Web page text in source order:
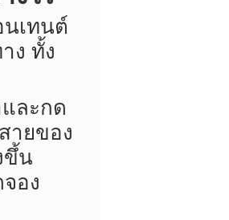
เทนต์
ง ทั้ง
ละกด
ายของ
ขึ้น
อง